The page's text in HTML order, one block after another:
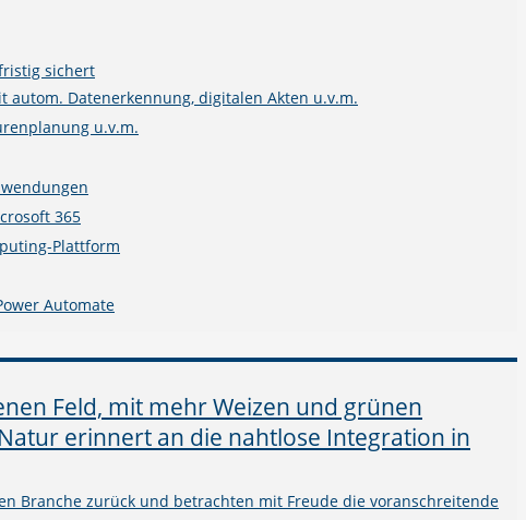
sichert
autom. Datenerkennung, digitalen Akten u.v.m.
u.v.m.
365
Plattform
Automate
Branche zurück und betrachten mit Freude die voranschreitende